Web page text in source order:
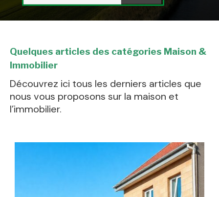
Quelques articles des catégories Maison &
Immobilier
Découvrez ici tous les derniers articles que
nous vous proposons sur la maison et
l’immobilier.